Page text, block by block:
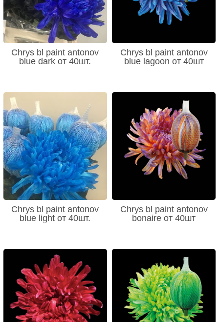
Chrys bl paint antonov
blue dark от 40шт.
Chrys bl paint antonov
blue lagoon от 40шт
Chrys bl paint antonov
blue light от 40шт.
Chrys bl paint antonov
bonaire от 40шт